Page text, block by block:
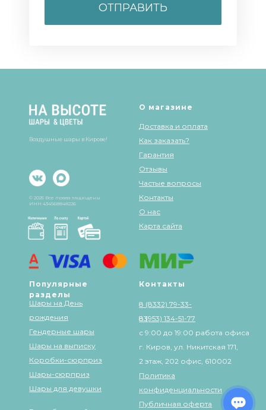
ОТПРАВИТЬ
О магазине
Доставка и оплата
Популярные
разделы
Шары на День
рождения
Контакты
© 2025 Все права защищены
Как заказать?
Гарантия
Отзывы
Частые вопросы
Контакты
О нас
Гендерные шары
Шары на выписку
Коробки-сюрприз
Шары-сюрприз
Шары для девушки
8 (8332) 79-33-
83
8 (953) 134-51-77
с 9:00 до 19:00 работа офиса
г. Киров, ул. Никитская 171,
2 этаж, 202 офис, 610002
ИНН 434568848226
Политика
конфиденциальности
Публичная оферта
Карта сайта
Воздушные шары в Кирове!